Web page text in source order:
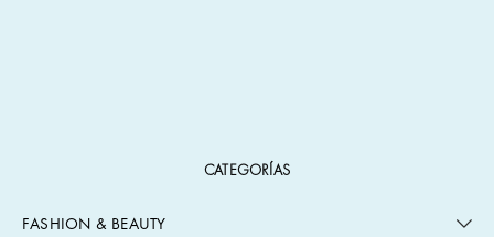
CATEGORÍAS
FASHION & BEAUTY